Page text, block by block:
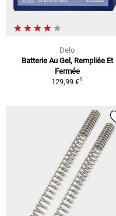
Delo
Batterie Au Gel, Rempliée Et
Fermée
129,99 €1